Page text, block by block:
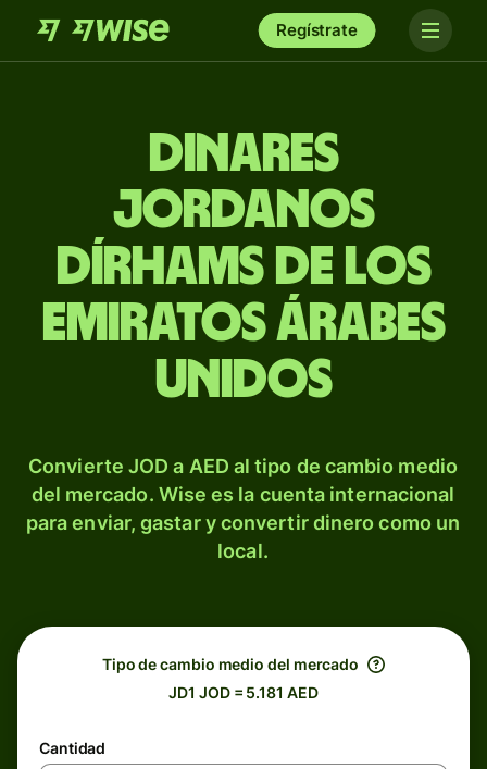
Regístrate
Dinares
jordanos
dírhams de los
Emiratos Árabes
Unidos
Convierte JOD a AED al tipo de cambio medio
del mercado. Wise es la cuenta internacional
para enviar, gastar y convertir dinero como un
local.
Tipo de cambio medio del mercado
JD1 JOD = 5.181 AED
Cantidad